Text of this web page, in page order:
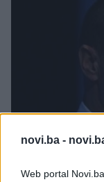
novi.ba -
Web portal
SPORT